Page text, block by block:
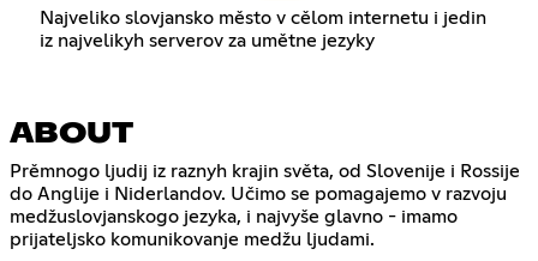
Najveliko slovjansko město v cělom internetu i jedin
iz najvelikyh serverov za umětne jezyky
ABOUT
Prěmnogo ljudij iz raznyh krajin světa, od Slovenije i Rossije
do Anglije i Niderlandov. Učimo se pomagajemo v razvoju
medžuslovjanskogo jezyka, i najvyše glavno - imamo
prijateljsko komunikovanje medžu ljudami.